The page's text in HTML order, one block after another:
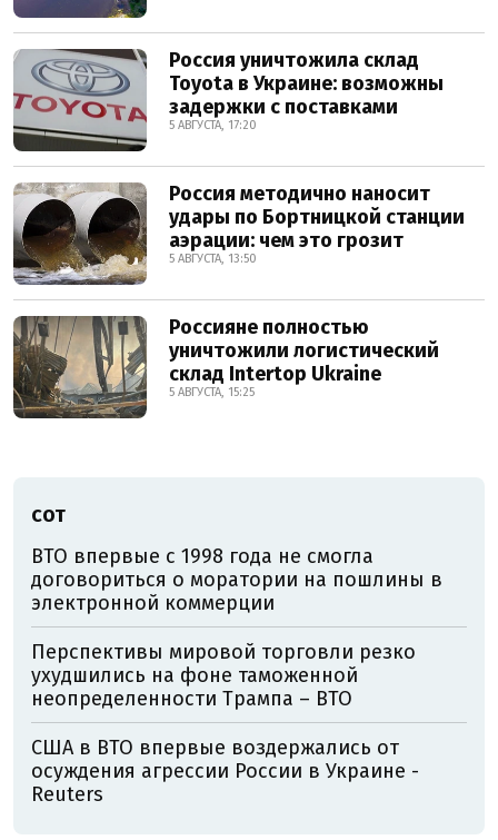
Россия уничтожила склад
Toyota в Украине: возможны
задержки с поставками
5 АВГУСТА, 17:20
Россия методично наносит
удары по Бортницкой станции
аэрации: чем это грозит
5 АВГУСТА, 13:50
Россияне полностью
уничтожили логистический
склад Intertop Ukraine
5 АВГУСТА, 15:25
CОТ
ВТО впервые с 1998 года не смогла
договориться о моратории на пошлины в
электронной коммерции
Перспективы мировой торговли резко
ухудшились на фоне таможенной
неопределенности Трампа – ВТО
США в ВТО впервые воздержались от
осуждения агрессии России в Украине -
Reuters